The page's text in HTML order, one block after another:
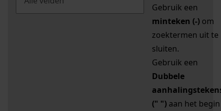
Gebruik een
minteken (-) om
zoektermen uit te
sluiten.
Gebruik een
Dubbele
(" ") aan het begin